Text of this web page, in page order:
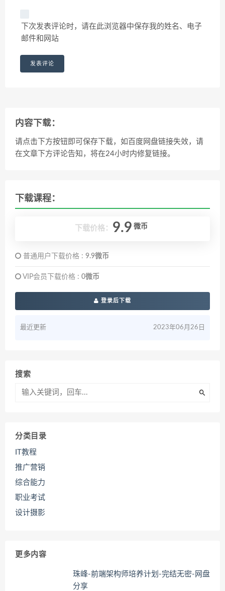
下次发表评论时，请在此浏览器中保存我的姓名、电子
邮件和网站
内容下载：
请点击下方按钮即可保存下载，如百度网盘链接失效，请
在文章下方评论告知，将在24小时内修复链接。
下载课程：
下载价格： 9.9 微币
普通用户下载价格 : 9.9微币
VIP会员下载价格 : 0微币
登录后下载
最近更新 2023年06月26日
搜索
分类目录
IT教程
推广营销
综合能力
职业考试
设计摄影
更多内容
珠峰-前端架构师培养计划-完结无密-网盘
分享